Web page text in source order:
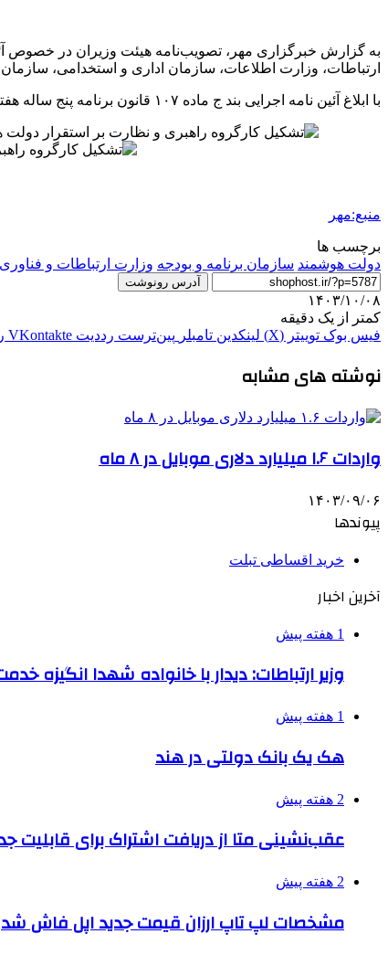
به گزارش خبرگزاری مهر، تصویب‌نامه هیئت وزیران در خصوص
ارتباطات، وزارت اطلاعات، سازمان اداری و استخدامی،
با ابلاغ آئین نامه اجرایی بند ج ماده ۱۰۷ قانون برنامه پنج ساله هفتم پیشرفت جمهوری اسلامی ایران، کارگروه راهبری و نظارت بر استقرار دولت هوشمند تشکیل می‌شود.
منبع:مهر
برچسب ها
دولت هوشمند سازمان برنامه و بودجه وزارت ارتباطات و
آدرس رونوشت
۱۴۰۳/۱۰/۰۸
کمتر از یک دقیقه
فیس بوک توییتر (X) لینکدین ‫تامبلر ‫پین‌ترست ‫رددیت ‫VKontakte
نوشته های مشابه
واردات ۱.۶ میلیارد دلاری موبایل در ۸ ماه
۱۴۰۳/۰۹/۰۶
پیوندها
خرید اقساطی تبلت
آخرین اخبار
1 هفته پیش
وزیر ارتباطات: دیدار با خانواده شهدا انگیزه
1 هفته پیش
هک یک بانک دولتی در هند
2 هفته پیش
عقب‌نشینی متا از دریافت اشتراک برای
2 هفته پیش
مشخصات لپ تاپ ارزان قیمت جدید اپل فاش شد